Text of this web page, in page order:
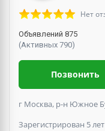
Нет
Объявлений 875
(Активных 790)
Позвонить
г Москва, р-н Южное
Зарегистрирован 5